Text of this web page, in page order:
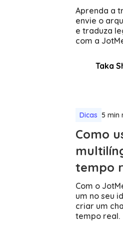
Aprenda a
envie o
e traduza
com a
Taka
Dicas 5 min
Como
tempo
Com o
um no seu
criar um
tempo real.